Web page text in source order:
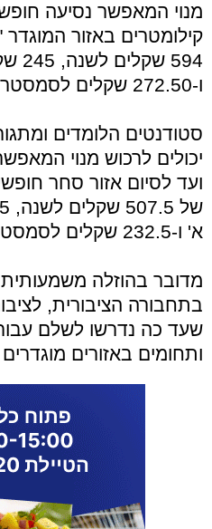
ו-272.50 שקלים לסמסטר ב'.
סטודנטים הלומדים
יכולים לרכוש מנוי
ועד לסיום אזור סחר
א' ו-232.5 שקלים לסמסטר ב'.
מדובר בהוזלה
בתחבורה הציבורית,
שעד כה נדרשו לשלם עבור
ותחומים באזורים